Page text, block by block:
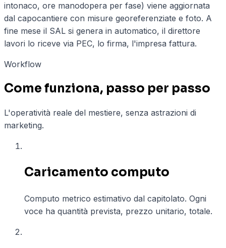
intonaco, ore manodopera per fase) viene aggiornata
dal capocantiere con misure georeferenziate e foto. A
fine mese il SAL si genera in automatico, il direttore
lavori lo riceve via PEC, lo firma, l'impresa fattura.
Workflow
Come funziona, passo per passo
L'operatività reale del mestiere, senza astrazioni di
marketing.
Caricamento computo
Computo metrico estimativo dal capitolato. Ogni
voce ha quantità prevista, prezzo unitario, totale.